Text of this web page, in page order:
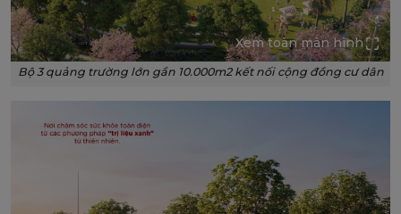
Xem toàn màn hình
Bộ 3 quảng trường lớn gần 10.000m2 kết nối cộng đồng cư dân